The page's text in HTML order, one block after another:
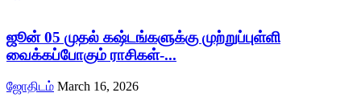
ஜூன் 05 முதல் கஷ்டங்களுக்கு முற்றுப்புள்ளி
வைக்கப்போகும் ராசிகள்-...
ஜோதிடம் March 16, 2026